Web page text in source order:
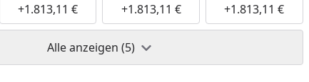
+1.813,11 €
+1.813,11 €
+1.813,11 €
Alle anzeigen (5)